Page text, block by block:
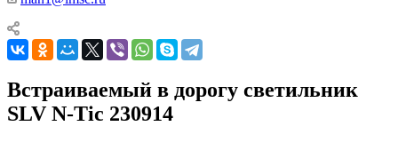
Встраиваемый в дорогу светильник
SLV N-Tic 230914